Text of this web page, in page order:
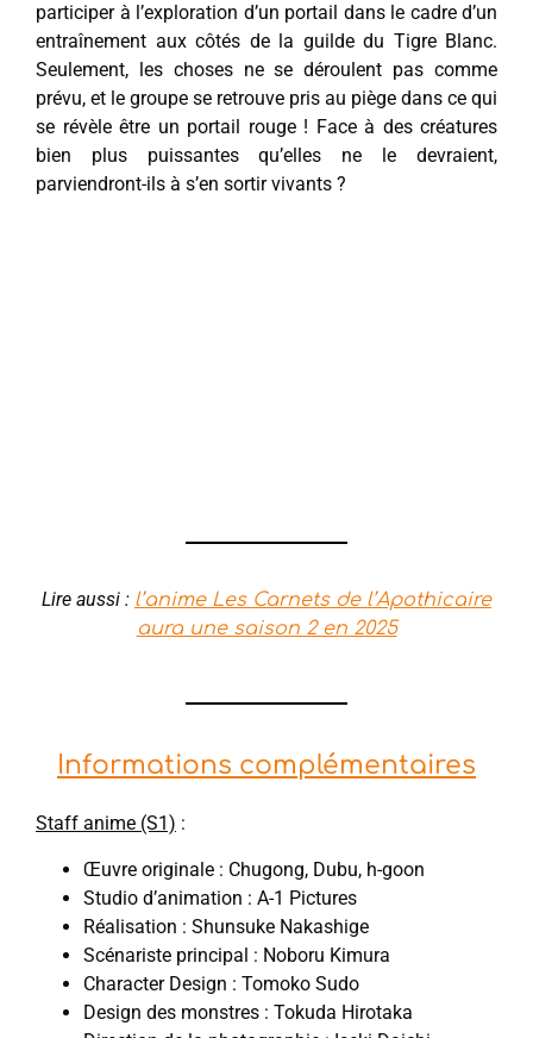
participer à l’exploration d’un portail dans le cadre d’un
entraînement aux côtés de la guilde du Tigre Blanc.
Seulement, les choses ne se déroulent pas comme
prévu, et le groupe se retrouve pris au piège dans ce qui
se révèle être un portail rouge ! Face à des créatures
bien plus puissantes qu’elles ne le devraient,
parviendront-ils à s’en sortir vivants ?
Lire aussi : l’anime Les Carnets de l’Apothicaire
aura une saison 2 en 2025
Informations complémentaires
Staff anime (S1) :
Œuvre originale : Chugong, Dubu, h-goon
Studio d’animation : A-1 Pictures
Réalisation : Shunsuke Nakashige
Scénariste principal : Noboru Kimura
Character Design : Tomoko Sudo
Design des monstres : Tokuda Hirotaka